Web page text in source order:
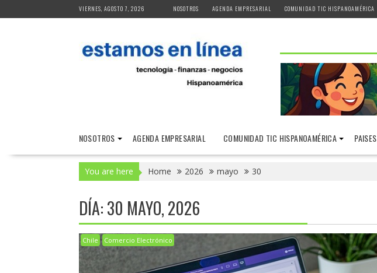
to
VIERNES, AGOSTO 7, 2026 NOSOTROS AGENDA EMPRESARIAL COMUNIDAD TIC HISPANOAMÉRICA
NOSOTROS AGENDA EMPRESARIAL COMUNIDAD TIC HISPANOAMÉRICA PAISES
You are here Home 2026 mayo 30
DÍA:30 MAYO, 2026
Chile Comercio Electrónico